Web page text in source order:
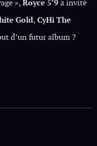
»,Royce 5’9a invité
Gold,CyHi The
d’un futur album ?